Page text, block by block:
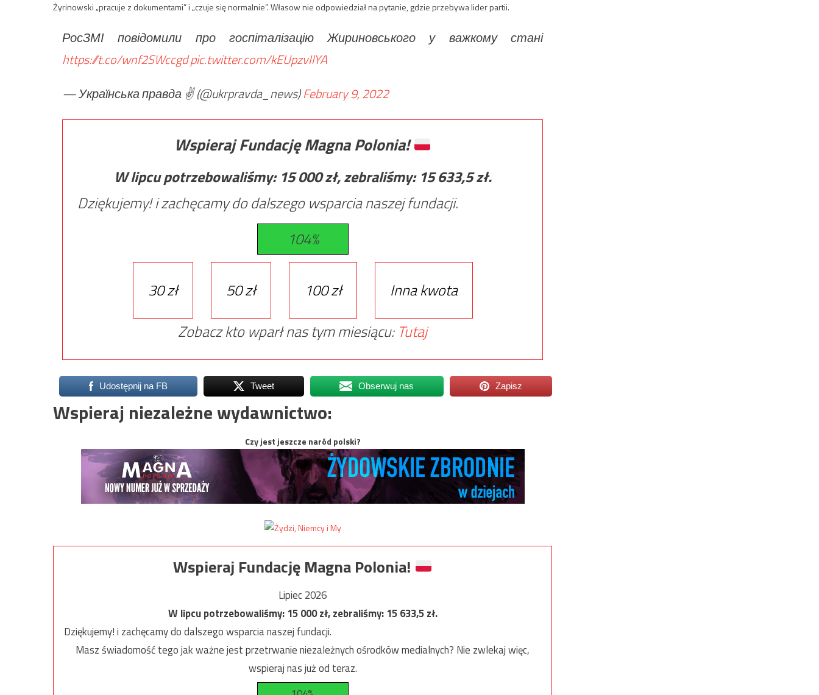
Żyrinowski „pracuje z dokumentami” i „czuje się normalnie”. Własow nie odpowiedział na pytanie, gdzie przebywa lider partii.
РосЗМІ повідомили про госпіталізацію Жириновського у важкому стані
https://t.co/wnf2SWccgdpic.twitter.com/kEUpzvIlYA
— Українська правда ✌️ (@ukrpravda_news)February 9, 2022
Wspieraj Fundację Magna Polonia!
W lipcu potrzebowaliśmy: 15 000zł, zebraliśmy: 15 633,5zł.
Dziękujemy! i zachęcamy do dalszego wsparcia naszej fundacji.
104%
30 zł 50 zł 100 zł
Inna kwota
Zobacz kto wparł nas tym miesiącu: Tutaj
Udostępnij na FB Tweet Obserwuj nas Zapisz
Wspieraj niezależne wydawnictwo:
Czy jest jeszcze naród polski?
Wspieraj Fundację Magna Polonia!
Lipiec 2026
W lipcu potrzebowaliśmy:15 000zł, zebraliśmy:15 633,5zł.
Dziękujemy! i zachęcamy do dalszego wsparcia naszej fundacji.
Masz świadomość tego jak ważne jest przetrwanie niezależnych ośrodków medialnych? Nie zwlekaj więc,
wspieraj nas już od teraz.